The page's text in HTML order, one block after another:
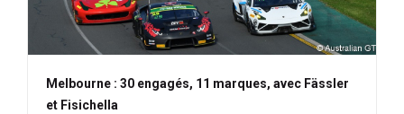
Melbourne : 30 engagés, 11 marques, avec Fässler
et Fisichella